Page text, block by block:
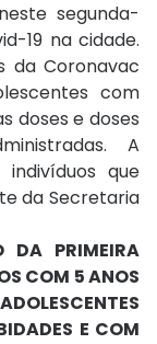
segunda-
19 na cidade.
da Coronavac
com
doses e doses
A
que
da Secretaria
DA PRIMEIRA
COM 5 ANOS
E COM